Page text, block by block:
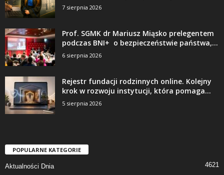
7 sierpnia 2026
Prof. SGMK dr Mariusz Miąsko prelegentem
podczas BNI+ o bezpieczeństwie państwa,...
6 sierpnia 2026
Rejestr fundacji rodzinnych online. Kolejny
krok w rozwoju instytucji, która pomaga...
5 sierpnia 2026
POPULARNE KATEGORIE
Aktualności Dnia 4621